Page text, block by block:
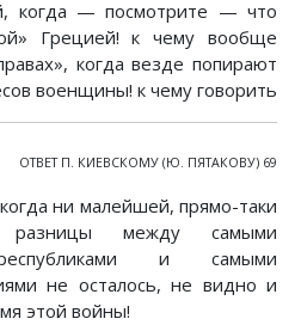
когда — посмотрите — что
Грецией! к чему вообще
когда везде попирают
военщины! к чему говорить
ОТВЕТ П. КИЕВСКОМУ (Ю. ПЯТАКОВУ) 69
ни малейшей, прямо-таки
разницы между самыми
республиками и самыми
не осталось, не видно и
этой войны!